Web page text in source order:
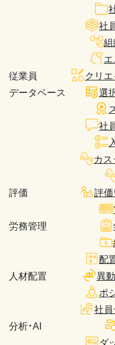
従業員
データベース
社
クリ
選
社
カ
評価
評
労務管理
人材配置
配
異
ポ
分析・AI
社